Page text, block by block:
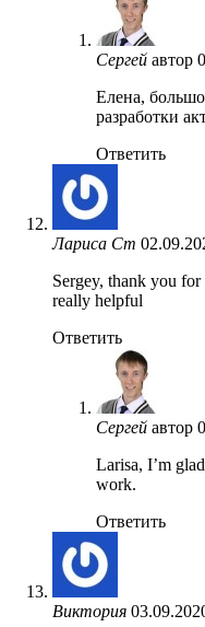
Сергей автор
Елена,
разработки
Ответить
Лариса Ст
Sergey, thank you for
really helpful
Ответить
Сергей автор
Larisa, I’m
work.
Ответить
Виктория